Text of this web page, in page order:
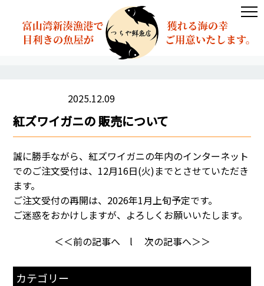
2025.12.09
紅ズワイガニの 販売について
誠に勝手ながら、紅ズワイガニの年内のインターネット
でのご注文受付は、12月16日(火)までとさせていただき
ます。
ご注文受付の再開は、2026年1月上旬予定です。
ご迷惑をおかけしますが、よろしくお願いいたします。
＜＜前の記事へ l 次の記事へ＞＞
カテゴリー